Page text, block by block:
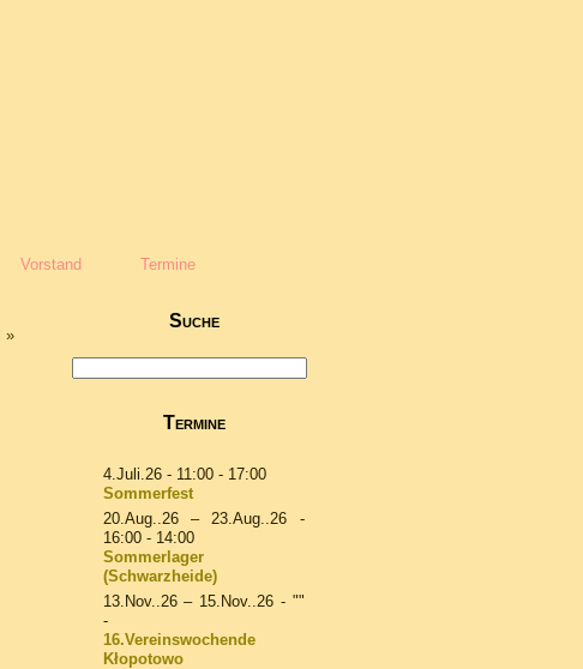
Vorstand Termine
»
Suche
Termine
4.Juli.26- 11:00 - 17:00
Sommerfest
20.Aug..26
– 23.Aug..26 -
16:00 - 14:00
Sommerlager
(Schwarzheide)
13.Nov..26 – 15.Nov..26 - ""
-
16.Vereinswochende
Kłopotowo